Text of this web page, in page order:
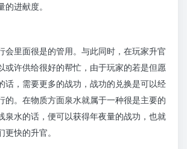
进献度。
会里面很是的管用。与此同时，在玩家升官
或许供给很好的帮忙，由于玩家的若是但愿
话，需要更多的战功，战功的兑换是可以经
的。在物质方面泉水就属于一种很是主要的
泉水的话，便可以获得年夜量的战功，也就
快的升官。